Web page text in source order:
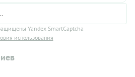
Yandex SmartCaptcha
использования